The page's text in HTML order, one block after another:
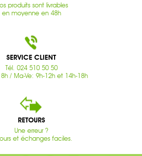
produits sont livrables
en moyenne en 48h
SERVICE CLIENT
Tél. 024 510 50 50
/ Ma-Ve: 9h-12h et 14h-18h
RETOURS
Une erreur ?
et échanges faciles.